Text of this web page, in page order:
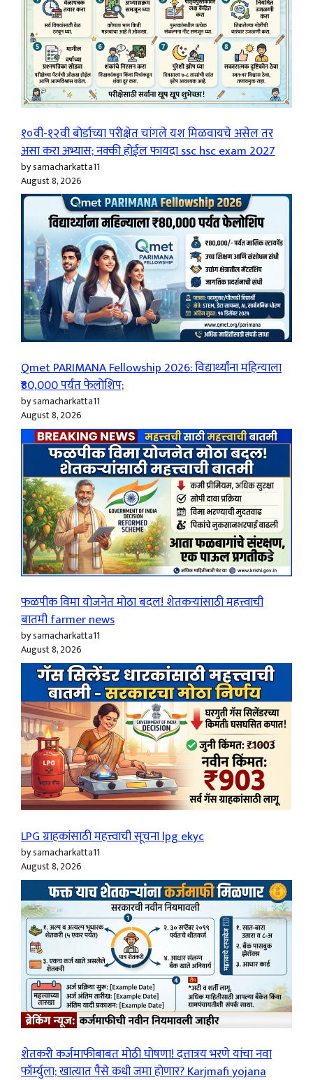
१०वी-१२वी बोर्डाच्या परीक्षेत चांगले यश मिळवायचे असेल तर
असा करा अभ्यास; नक्की होईल फायदा ssc hsc exam 2027
by samacharkatta11
August 8, 2026
Qmet PARIMANA Fellowship 2026: विद्यार्थ्यांना महिन्याला
₹80,000 पर्यंत फेलोशिप;
by samacharkatta11
August 8, 2026
फळपीक विमा योजनेत मोठा बदल! शेतकऱ्यांसाठी महत्त्वाची
बातमी farmer news
by samacharkatta11
August 8, 2026
LPG ग्राहकांसाठी महत्त्वाची सूचना lpg ekyc
by samacharkatta11
August 8, 2026
शेतकरी कर्जमाफीबाबत मोठी घोषणा! दत्तात्रय भरणे यांचा नवा
फॉर्म्युला; खात्यात पैसे कधी जमा होणार? Karjmafi yojana